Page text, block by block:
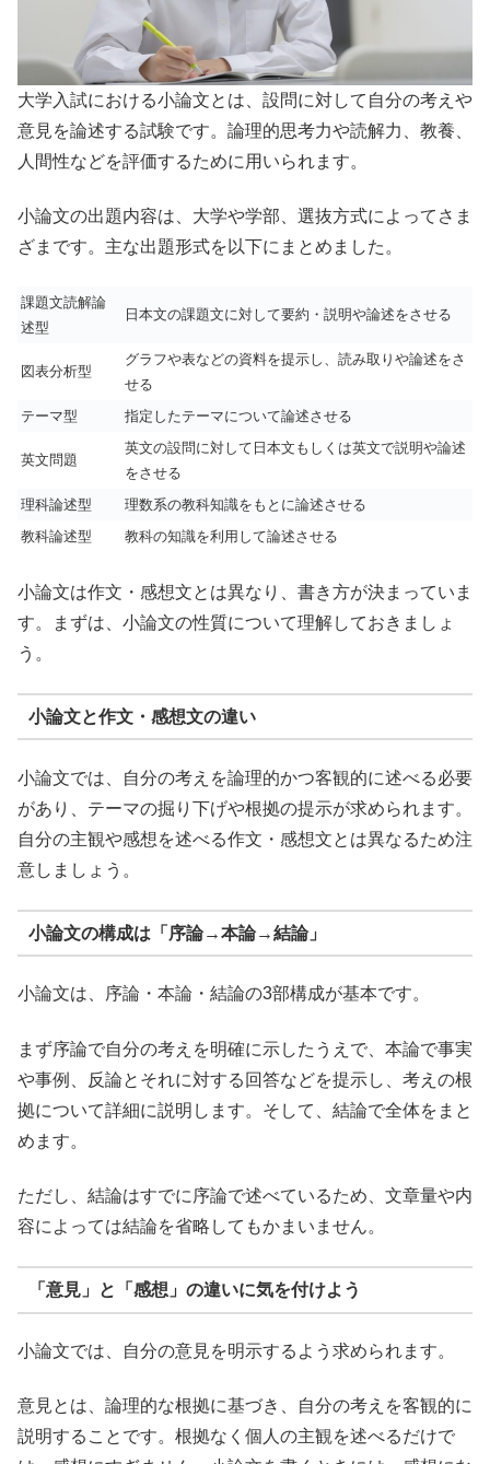
大学入試における小論文とは、設問に対して自分の考えや
意見を論述する試験です。論理的思考力や読解力、教養、
人間性などを評価するために用いられます。
小論文の出題内容は、大学や学部、選抜方式によってさま
ざまです。主な出題形式を以下にまとめました。
課題文読解論
述型
日本文の課題文に対して要約・説明や論述をさせる
図表分析型
グラフや表などの資料を提示し、読み取りや論述をさ
せる
テーマ型
指定したテーマについて論述させる
英文問題
英文の設問に対して日本文もしくは英文で説明や論述
をさせる
理科論述型
理数系の教科知識をもとに論述させる
教科論述型
教科の知識を利用して論述させる
小論文は作文・感想文とは異なり、書き方が決まっていま
す。まずは、小論文の性質について理解しておきましょ
う。
小論文と作文・感想文の違い
小論文では、自分の考えを論理的かつ客観的に述べる必要
があり、テーマの掘り下げや根拠の提示が求められます。
自分の主観や感想を述べる作文・感想文とは異なるため注
意しましょう。
小論文の構成は「序論→本論→結論」
小論文は、序論・本論・結論の3部構成が基本です。
まず序論で自分の考えを明確に示したうえで、本論で事実
や事例、反論とそれに対する回答などを提示し、考えの根
拠について詳細に説明します。そして、結論で全体をまと
めます。
ただし、結論はすでに序論で述べているため、文章量や内
容によっては結論を省略してもかまいません。
「意見」と「感想」の違いに気を付けよう
小論文では、自分の意見を明示するよう求められます。
意見とは、論理的な根拠に基づき、自分の考えを客観的に
説明することです。根拠なく個人の主観を述べるだけで